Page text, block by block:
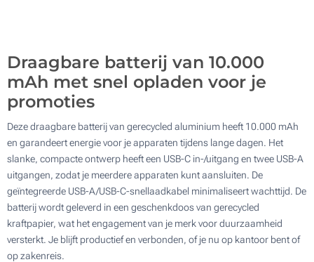
Draagbare batterij van 10.000
mAh met snel opladen voor je
promoties
Deze draagbare batterij van gerecycled aluminium heeft 10.000 mAh
en garandeert energie voor je apparaten tijdens lange dagen. Het
slanke, compacte ontwerp heeft een USB-C in-/uitgang en twee USB-A
uitgangen, zodat je meerdere apparaten kunt aansluiten. De
geïntegreerde USB-A/USB-C-snellaadkabel minimaliseert wachttijd. De
batterij wordt geleverd in een geschenkdoos van gerecycled
kraftpapier, wat het engagement van je merk voor duurzaamheid
versterkt. Je blijft productief en verbonden, of je nu op kantoor bent of
op zakenreis.